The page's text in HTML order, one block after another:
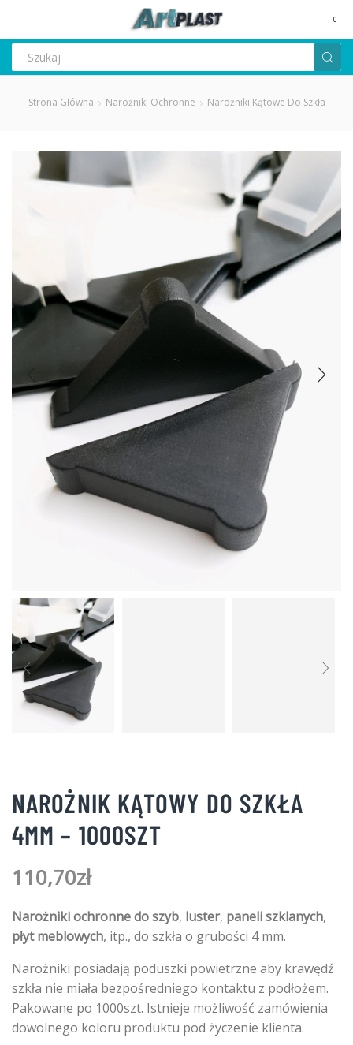
0
input
Strona Główna Narożniki Ochronne Narożniki Kątowe Do Szkła
NAROŻNIK KĄTOWY DO SZKŁA
4MM – 1000SZT
110,70zł
Narożniki ochronne do szyb, luster, paneli szklanych,
płyt meblowych, itp., do szkła o grubości 4 mm.
Narożniki posiadają poduszki powietrzne aby krawędź
szkła nie miała bezpośredniego kontaktu z podłożem.
Pakowane po 1000szt. Istnieje możliwość zamówienia
dowolnego koloru produktu pod życzenie klienta.